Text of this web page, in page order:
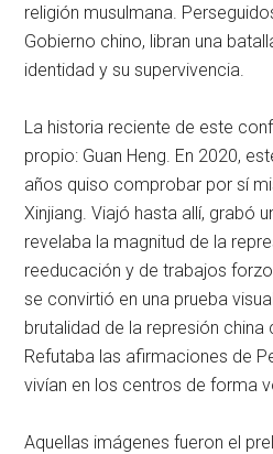
religión musulmana.
Gobierno chino, libran una
identidad y su supervivencia.
La historia reciente de este
propio: Guan Heng. En 2020,
años quiso comprobar por sí
Xinjiang. Viajó hasta allí, grabó
revelaba la magnitud de la
reeducación y de trabajos
se convirtió en una prueba
brutalidad de la represión china
Refutaba las afirmaciones de
vivían en los centros de forma
Aquellas imágenes fueron el